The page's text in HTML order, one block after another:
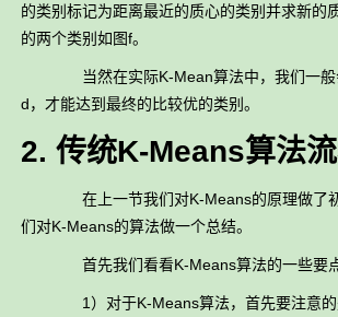
的类别标记为距离最近的质心的类别并求新的
的两个类别如图f。
当然在实际K-Mean算法中，我们一般
d，才能达到最终的比较优的类别。
2. 传统K-Means算法
在上一节我们对K-Means的原理做了初
们对K-Means的算法做一个总结。
首先我们看看K-Means算法的一些要点
1）对于K-Means算法，首先要注意的